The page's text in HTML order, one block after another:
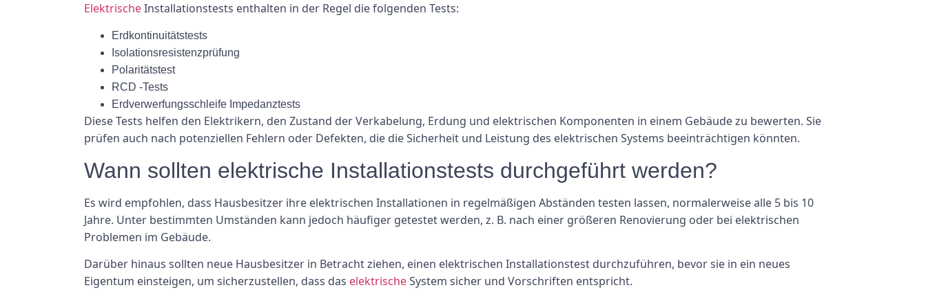
ElektrischeInstallationstests enthalten in der Regel die folgenden Tests:
Erdkontinuitätstests
Isolationsresistenzprüfung
Polaritätstest
RCD -Tests
Erdverwerfungsschleife Impedanztests
Diese Tests helfen den Elektrikern, den Zustand der Verkabelung, Erdung und elektrischen Komponenten in einem Gebäude zu bewerten. Sie
prüfen auch nach potenziellen Fehlern oder Defekten, die die Sicherheit und Leistung des elektrischen Systems beeinträchtigen könnten.
Wann sollten elektrische Installationstests durchgeführt werden?
Es wird empfohlen, dass Hausbesitzer ihre elektrischen Installationen in regelmäßigen Abständen testen lassen, normalerweise alle 5 bis 10
Jahre. Unter bestimmten Umständen kann jedoch häufiger getestet werden, z. B. nach einer größeren Renovierung oder bei elektrischen
Problemen im Gebäude.
Darüber hinaus sollten neue Hausbesitzer in Betracht ziehen, einen elektrischen Installationstest durchzuführen, bevor sie in ein neues
Eigentum einsteigen, um sicherzustellen, dass das elektrischeSystem sicher und Vorschriften entspricht.